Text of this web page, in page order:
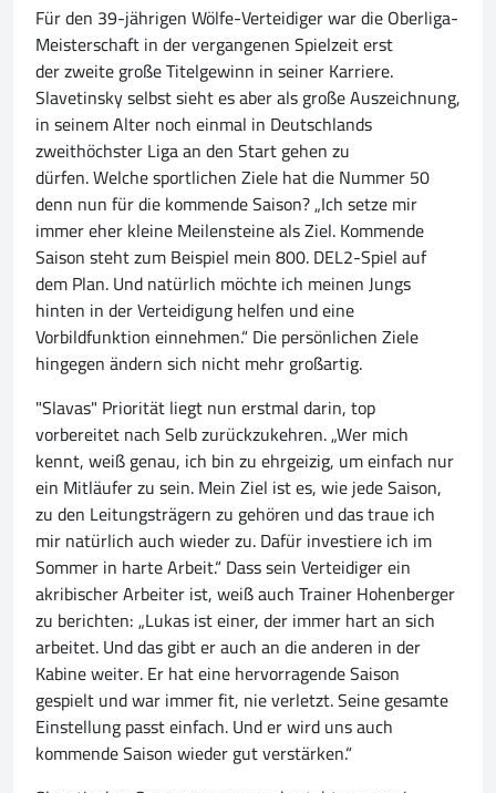
Für den 39-jährigen Wölfe-Verteidiger war die Oberliga-
Meisterschaft in der vergangenen Spielzeit erst
der zweite große Titelgewinn in seiner Karriere.
Slavetinsky selbst sieht es aber als große Auszeichnung,
in seinem Alter noch einmal in Deutschlands
zweithöchster Liga an den Start gehen zu
dürfen. Welche sportlichen Ziele hat die Nummer 50
denn nun für die kommende Saison? „Ich setze mir
immer eher kleine Meilensteine als Ziel. Kommende
Saison steht zum Beispiel mein 800. DEL2-Spiel auf
dem Plan. Und natürlich möchte ich meinen Jungs
hinten in der Verteidigung helfen und eine
Vorbildfunktion einnehmen.“ Die persönlichen Ziele
hingegen ändern sich nicht mehr großartig.
"Slavas" Priorität liegt nun erstmal darin, top
vorbereitet nach Selb zurückzukehren. „Wer mich
kennt, weiß genau, ich bin zu ehrgeizig, um einfach nur
ein Mitläufer zu sein. Mein Ziel ist es, wie jede Saison,
zu den Leitungsträgern zu gehören und das traue ich
mir natürlich auch wieder zu. Dafür investiere ich im
Sommer in harte Arbeit.“ Dass sein Verteidiger ein
akribischer Arbeiter ist, weiß auch Trainer Hohenberger
zu berichten: „Lukas ist einer, der immer hart an sich
arbeitet. Und das gibt er auch an die anderen in der
Kabine weiter. Er hat eine hervorragende Saison
gespielt und war immer fit, nie verletzt. Seine gesamte
Einstellung passt einfach. Und er wird uns auch
kommende Saison wieder gut verstärken.“